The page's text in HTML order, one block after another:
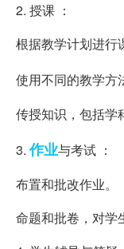
2. 授课 ：
根据教学计划进行
使用不同的教学方
传授知识，包括学
3.作业与考试 ：
布置和批改作业。
命题和批卷，对学